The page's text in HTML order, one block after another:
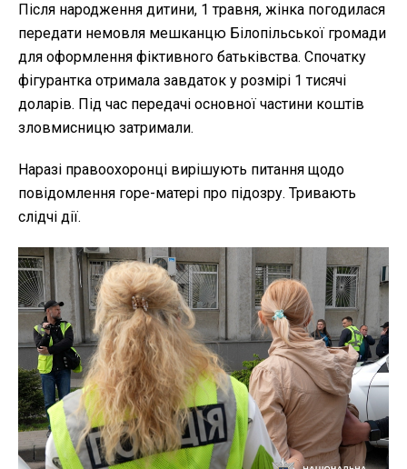
Після народження дитини, 1 травня, жінка погодилася
передати немовля мешканцю Білопільської громади
для оформлення фіктивного батьківства. Спочатку
фігурантка отримала завдаток у розмірі 1 тисячі
доларів. Під час передачі основної частини коштів
зловмисницю затримали.
Наразі правоохоронці вирішують питання щодо
повідомлення горе-матері про підозру. Тривають
слідчі дії.